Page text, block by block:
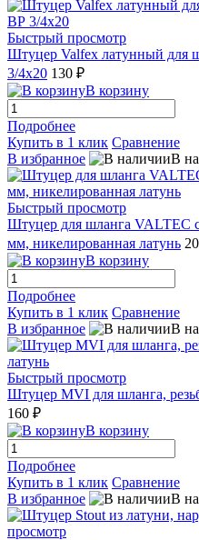
Быстрый просмотр
Штуцер Valfex латунный для
3/4х20 130 ₽
В корзину
Подробнее
Купить в 1 клик Сравнение
В избранное
В
Быстрый просмотр
Штуцер для шланга VALTEC
мм, никелированная латунь
В корзину
Подробнее
Купить в 1 клик Сравнение
В избранное
В
Быстрый просмотр
Штуцер MVI для шланга,
160 ₽
В корзину
Подробнее
Купить в 1 клик Сравнение
В избранное
В
просмотр